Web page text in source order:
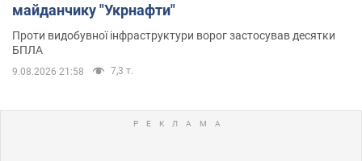
майданчику "Укрнафти"
Проти видобувної інфраструктури ворог застосував десятки
БПЛА
9.08.2026 21:58 7,3 т.